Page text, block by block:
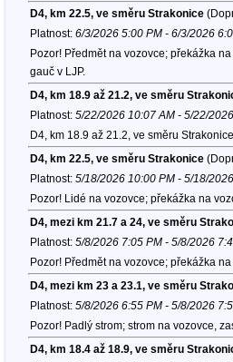
D4, km 22.5, ve směru Strakonice
Platnost: 6/3/2026 5:00 PM - 6/3/2026
Pozor! Předmět na vozovce; překážka
gauč v LJP.
D4, km 18.9 až 21.2, ve směru
Platnost: 5/22/2026 10:07 AM - 5/22/
D4, km 18.9 až 21.2, ve směru
D4, km 22.5, ve směru Strakonice
Platnost: 5/18/2026 10:00 PM - 5/18/
Pozor! Lidé na vozovce; překážka na
D4, mezi km 21.7 a 24, ve směru
Platnost: 5/8/2026 7:05 PM - 5/8/2026
Pozor! Předmět na vozovce; překážka
D4, mezi km 23 a 23.1, ve směru
Platnost: 5/8/2026 6:55 PM - 5/8/2026
Pozor! Padlý strom; strom na vozovce,
D4, km 18.4 až 18.9, ve směru